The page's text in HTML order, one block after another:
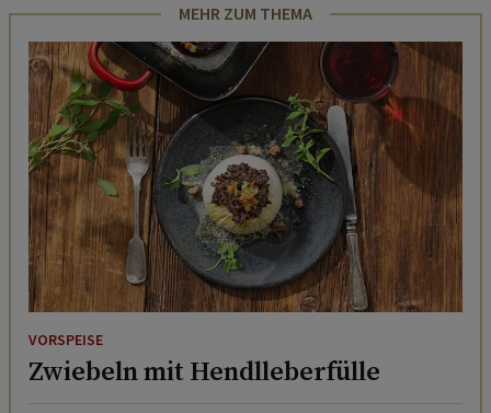
MEHR ZUM THEMA
VORSPEISE
Zwiebeln mit Hendlleberfülle